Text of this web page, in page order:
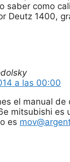
saber como
Deutz 1400,
a las 00:00
el manual de
mitsubishi es
es